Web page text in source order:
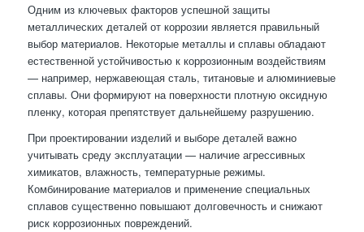
Одним из ключевых факторов успешной защиты
металлических деталей от коррозии является правильный
выбор материалов. Некоторые металлы и сплавы обладают
естественной устойчивостью к коррозионным воздействиям
— например, нержавеющая сталь, титановые и алюминиевые
сплавы. Они формируют на поверхности плотную оксидную
пленку, которая препятствует дальнейшему разрушению.
При проектировании изделий и выборе деталей важно
учитывать среду эксплуатации — наличие агрессивных
химикатов, влажность, температурные режимы.
Комбинирование материалов и применение специальных
сплавов существенно повышают долговечность и снижают
риск коррозионных повреждений.